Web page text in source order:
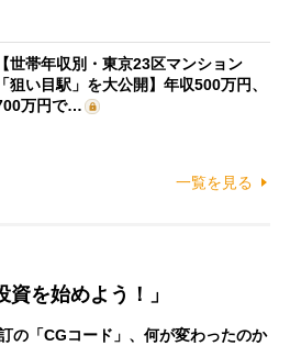
【世帯年収別・東京23区マンション
「狙い目駅」を大公開】年収500万円、
万円で…
一覧を見る
を始めよう！」
の「CGコード」、何が変わったのか